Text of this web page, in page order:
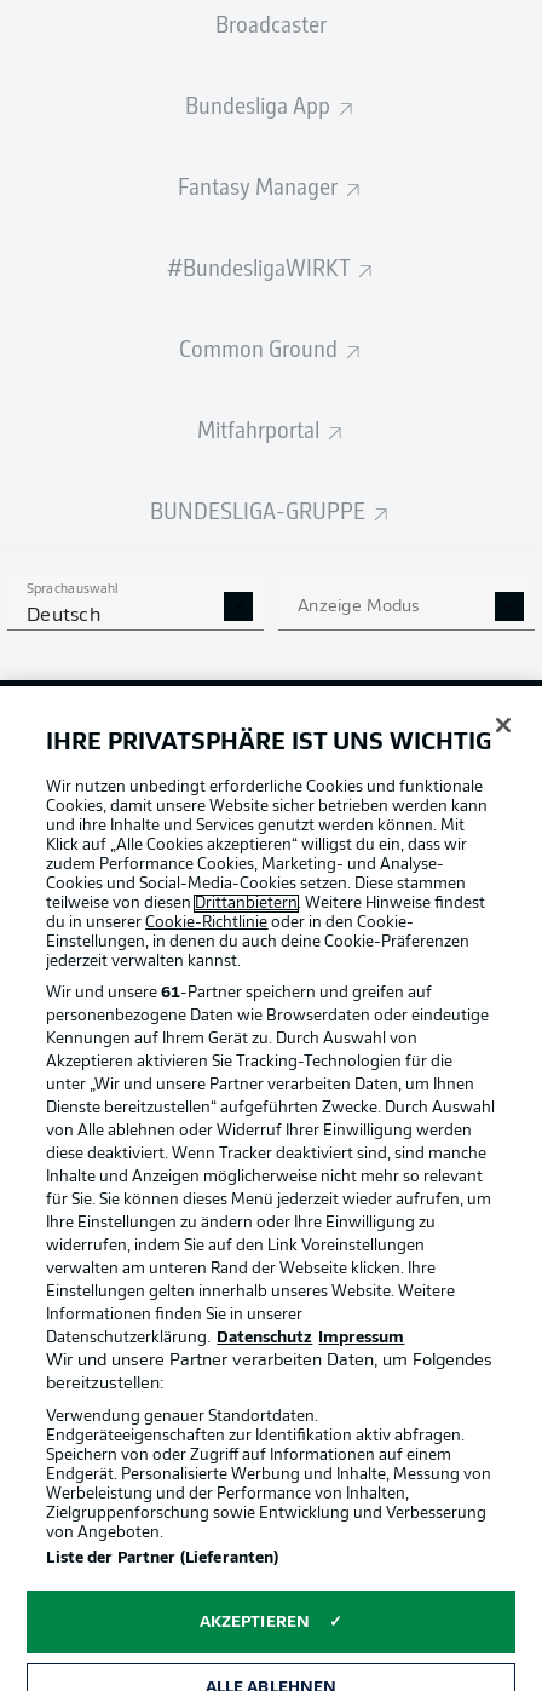
Broadcaster
Bundesliga App
Fantasy Manager
#BundesligaWIRKT
Common Ground
Mitfahrportal
BUNDESLIGA-GRUPPE
Sprachauswahl
Deutsch Anzeige Modus
Hier gibt es bald alle Infos zum Duell Holstein Kiel gegen
Football as it's meant to be
BUNDESLIGA APP
Offizielle Partner
Rechtliche Hinweise Voreinstellungen verwalten
Datenschutz
Kontakt Jobs
Partner
Spieler Liveticker
IHRE PRIVATSPHÄRE IST UNS WICHTIG
Wir nutzen unbedingt erforderliche Cookies und funktionale
Cookies, damit unsere Website sicher betrieben werden kann
und ihre Inhalte und Services genutzt werden können. Mit
Klick auf „Alle Cookies akzeptieren“ willigst du ein, dass wir
zudem Performance Cookies, Marketing- und Analyse-
Cookies und Social-Media-Cookies setzen. Diese stammen
teilweise von diesen Drittanbietern. Weitere Hinweise findest
du in unsererCookie-Richtlinie oder in den Cookie-
Einstellungen, in denen du auch deine Cookie-Präferenzen
jederzeit verwalten kannst.
Wir und unsere61-Partner speichern und greifen auf
personenbezogene Daten wie Browserdaten oder eindeutige
Kennungen auf Ihrem Gerät zu. Durch Auswahl von
Akzeptieren aktivieren Sie Tracking-Technologien für die
unter „Wir und unsere Partner verarbeiten Daten, um Ihnen
Dienste bereitzustellen“ aufgeführten Zwecke. Durch Auswahl
von Alle ablehnen oder Widerruf Ihrer Einwilligung werden
diese deaktiviert. Wenn Tracker deaktiviert sind, sind manche
Inhalte und Anzeigen möglicherweise nicht mehr so relevant
für Sie. Sie können dieses Menü jederzeit wieder aufrufen, um
Ihre Einstellungen zu ändern oder Ihre Einwilligung zu
widerrufen, indem Sie auf den Link Voreinstellungen
verwalten am unteren Rand der Webseite klicken. Ihre
Einstellungen gelten innerhalb unseres Website. Weitere
Informationen finden Sie in unserer
Datenschutzerklärung.
Datenschutz Impressum
Wir und unsere Partner verarbeiten Daten, um Folgendes
bereitzustellen:
Verwendung genauer Standortdaten.
Endgeräteeigenschaften zur Identifikation aktiv abfragen.
Speichern von oder Zugriff auf Informationen auf einem
Endgerät. Personalisierte Werbung und Inhalte, Messung von
Werbeleistung und der Performance von Inhalten,
Zielgruppenforschung sowie Entwicklung und Verbesserung
von Angeboten.
Liste der Partner (Lieferanten)
AKZEPTIEREN